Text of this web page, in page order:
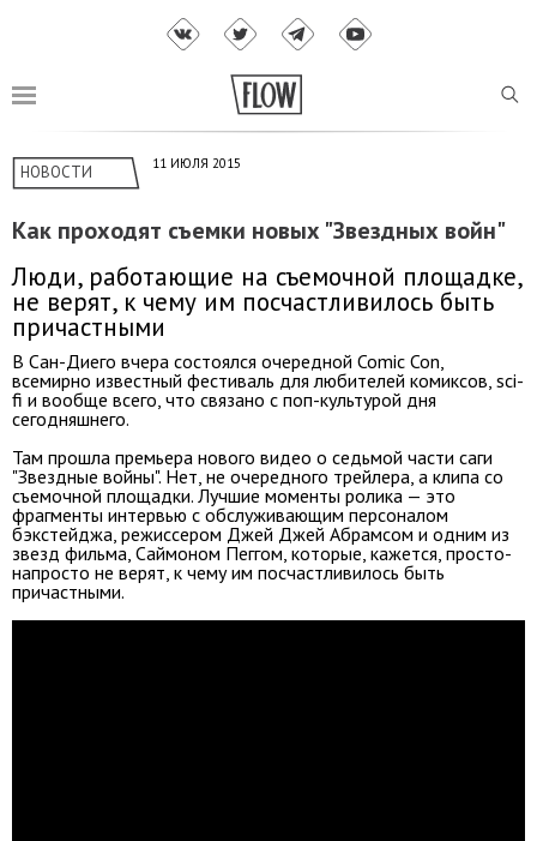
НОВОСТИ 11 ИЮЛЯ 2015
Как проходят съемки новых "Звездных войн"
Люди, работающие на съемочной площадке,
не верят, к чему им посчастливилось быть
причастными
В Сан-Диего вчера состоялся очередной Comic Con,
всемирно известный фестиваль для любителей комиксов, sci-
fi и вообще всего, что связано с поп-культурой дня
сегодняшнего.
Там прошла премьера нового видео о седьмой части саги
"Звездные войны". Нет, не очередного трейлера, а клипа со
съемочной площадки. Лучшие моменты ролика — это
фрагменты интервью с обслуживающим персоналом
бэкстейджа, режиссером Джей Джей Абрамсом и одним из
звезд фильма, Саймоном Пеггом, которые, кажется, просто-
напросто не верят, к чему им посчастливилось быть
причастными.